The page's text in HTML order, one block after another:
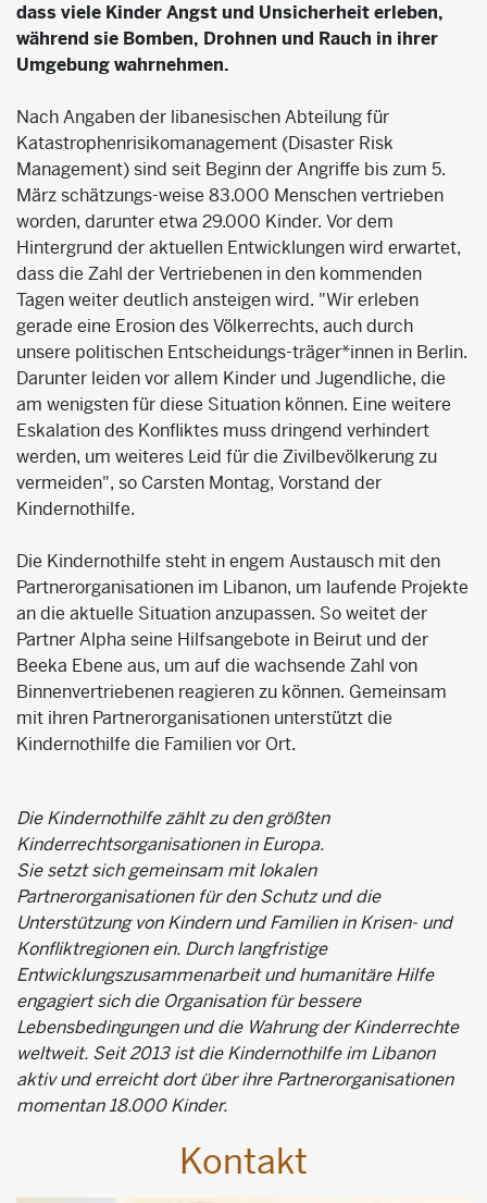
dass viele Kinder Angst und Unsicherheit erleben,
während sie Bomben, Drohnen und Rauch in ihrer
Umgebung wahrnehmen.
Nach Angaben der libanesischen Abteilung für
Katastrophenrisikomanagement (Disaster Risk
Management) sind seit Beginn der Angriffe bis zum 5.
März schätzungs-weise 83.000 Menschen vertrieben
worden, darunter etwa 29.000 Kinder. Vor dem
Hintergrund der aktuellen Entwicklungen wird erwartet,
dass die Zahl der Vertriebenen in den kommenden
Tagen weiter deutlich ansteigen wird. "Wir erleben
gerade eine Erosion des Völkerrechts, auch durch
unsere politischen Entscheidungs-träger*innen in Berlin.
Darunter leiden vor allem Kinder und Jugendliche, die
am wenigsten für diese Situation können. Eine weitere
Eskalation des Konfliktes muss dringend verhindert
werden, um weiteres Leid für die Zivilbevölkerung zu
vermeiden", so Carsten Montag, Vorstand der
Kindernothilfe.
Die Kindernothilfe steht in engem Austausch mit den
Partnerorganisationen im Libanon, um laufende Projekte
an die aktuelle Situation anzupassen. So weitet der
Partner Alpha seine Hilfsangebote in Beirut und der
Beeka Ebene aus, um auf die wachsende Zahl von
Binnenvertriebenen reagieren zu können. Gemeinsam
mit ihren Partnerorganisationen unterstützt die
Kindernothilfe die Familien vor Ort.
Die Kindernothilfe zählt zu den größten
Kinderrechtsorganisationen in Europa.
Sie setzt sich gemeinsam mit lokalen
Partnerorganisationen für den Schutz und die
Unterstützung von Kindern und Familien in Krisen- und
Konfliktregionen ein. Durch langfristige
Entwicklungszusammenarbeit und humanitäre Hilfe
engagiert sich die Organisation für bessere
Lebensbedingungen und die Wahrung der Kinderrechte
weltweit. Seit 2013 ist die Kindernothilfe im Libanon
aktiv und erreicht dort über ihre Partnerorganisationen
momentan 18.000 Kinder.
Kontakt